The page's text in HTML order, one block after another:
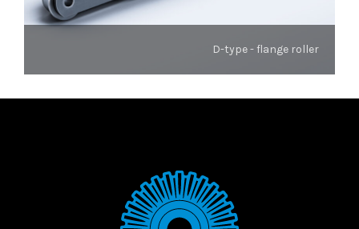
D-type - flange roller